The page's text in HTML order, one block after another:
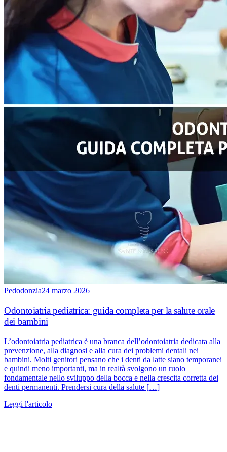
Pedodonzia24 marzo 2026
Odontoiatria pediatrica: guida completa per la salute orale
dei bambini
L’odontoiatria pediatrica è una branca dell’odontoiatria dedicata alla
prevenzione, alla diagnosi e alla cura dei problemi dentali nei
bambini. Molti genitori pensano che i denti da latte siano temporanei
e quindi meno importanti, ma in realtà svolgono un ruolo
fondamentale nello sviluppo della bocca e nella crescita corretta dei
denti permanenti. Prendersi cura della salute […]
Leggi l'articolo